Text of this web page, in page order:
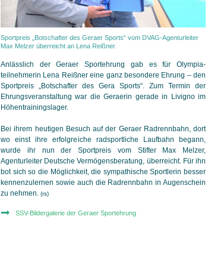
Sportpreis „Botschafter des Geraer Sports“ vom DVAG-Agenturleiter
Max Melzer überreicht an Lena Reißner.
Anlässlich der Geraer Sportehrung gab es für Olympia­
teilnehmerin Lena Reißner eine ganz besondere Ehrung – den
Sport­preis „Botschafter des Gera Sports“. Zum Termin der
Ehrungsveranstaltung war die Geraerin gerade in Livigno im
Höhentrainingslager.
Bei ihrem heutigen Besuch auf der Geraer Radrennbahn, dort
wo einst ihre erfolgreiche radsportliche Laufbahn begann,
wurde ihr nun der Sportpreis vom Stifter Max Melzer,
Agenturleiter Deutsche Vermögensberatung, überreicht. Für ihn
bot sich so die Möglichkeit, die sympathische Sportlerin besser
kennen­zu­ler­nen sowie auch die Radrennbahn in Augenschein
zu nehmen. (rs)
SSV-Bildergalerie der Geraer Sportehrung